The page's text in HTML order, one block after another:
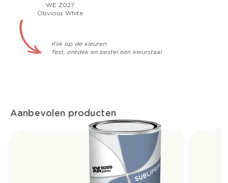
WE Z027
Obvious White
Klik op de kleuren:
Test, ontdek en bestel een kleurstaal
Aanbevolen producten